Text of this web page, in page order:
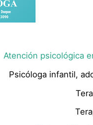
Atención psicológica
Psicóloga infantil,